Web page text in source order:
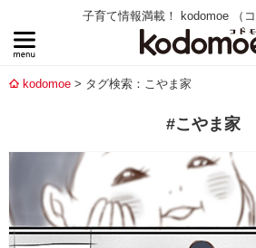
子育て情報満載！ kodomoe （
kodomoe タグ検索：こやま家
#こやま家